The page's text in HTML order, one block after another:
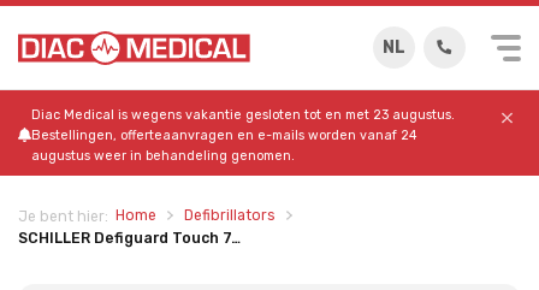
NL
Diac Medical is wegens vakantie gesloten tot en met 23 augustus.
Bestellingen, offerteaanvragen en e-mails worden vanaf 24
augustus weer in behandeling genomen.
Je bent hier: Home
Defibrillators
SCHILLER Defiguard Touch 7…